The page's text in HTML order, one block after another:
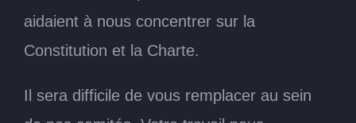
aidaient à nous concentrer sur la
Constitution et la Charte.
Il sera difficile de vous remplacer au sein